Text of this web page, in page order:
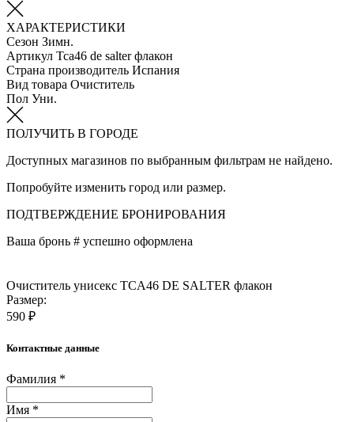
ХАРАКТЕРИСТИКИ
Сезон Зимн.
Артикул Tca46 de salter флакон
Страна производитель Испания
Вид товара Очиститель
Пол Уни.
ПОЛУЧИТЬ В ГОРОДЕ
Доступных магазинов по выбранным фильтрам не найдено.
Попробуйте изменить город или размер.
ПОДТВЕРЖДЕНИЕ БРОНИРОВАНИЯ
Ваша бронь # успешно оформлена
Очиститель унисекс TCA46 DE SALTER флакон
Размер:
590 ₽
Контактные данные
Фамилия *
Имя *